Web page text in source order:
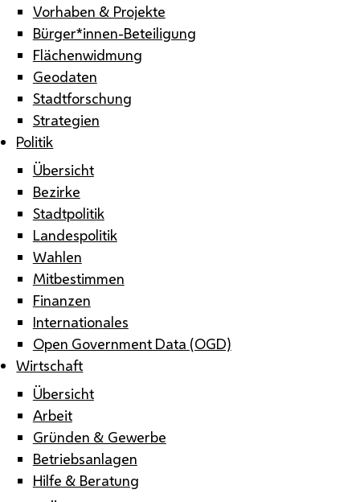
Vorhaben & Projekte
Bürger*innen-Beteiligung
Flächenwidmung
Geodaten
Stadtforschung
Strategien
Politik
Übersicht
Bezirke
Stadtpolitik
Landespolitik
Wahlen
Mitbestimmen
Finanzen
Internationales
Open Government Data (OGD)
Wirtschaft
Übersicht
Arbeit
Gründen & Gewerbe
Betriebsanlagen
Hilfe & Beratung